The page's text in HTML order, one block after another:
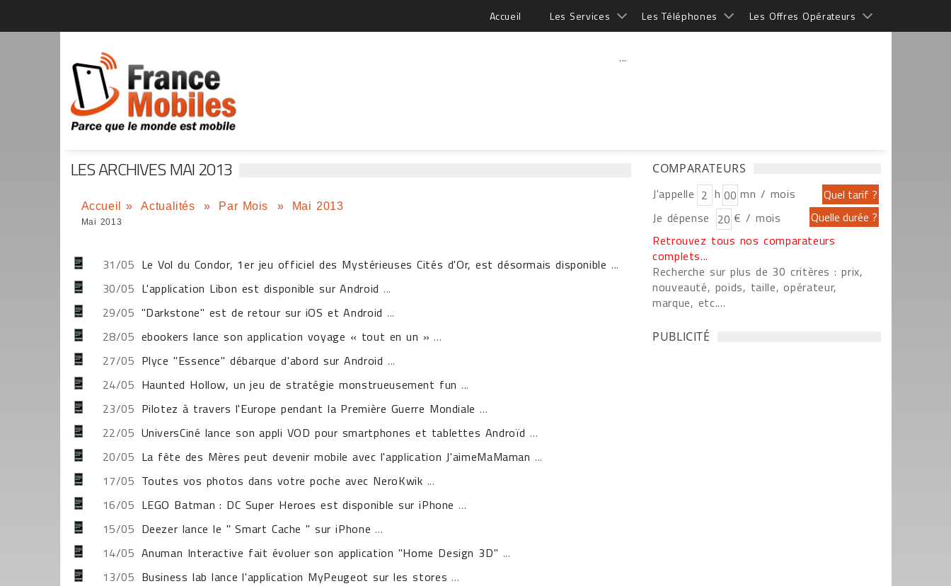
Accueil Les Services Les Téléphones Les Offres Opérateurs
...
LES ARCHIVES MAI 2013
Accueil » Actualités » Par Mois » Mai 2013
Mai 2013
31/05 Le Vol du Condor, 1er jeu officiel des Mystérieuses Cités d'Or, est désormais disponible ...
30/05 L'application Libon est disponible sur Android ...
29/05 "Darkstone" est de retour sur iOS et Android...
28/05 ebookers lance son application voyage « tout en un » ...
27/05 Plyce "Essence" débarque d'abord sur Android ...
24/05 Haunted Hollow, un jeu de stratégie monstrueusement fun ...
23/05 Pilotez à travers l'Europe pendant la Première Guerre Mondiale ...
22/05 UniversCiné lance son appli VOD pour smartphones et tablettes Androïd ...
20/05 La fête des Mères peut devenir mobile avec l'application J'aimeMaMaman ...
17/05 Toutes vos photos dans votre poche avec NeroKwik ...
16/05 LEGO Batman : DC Super Heroes est disponible sur iPhone ...
15/05 Deezer lance le " Smart Cache " sur iPhone ...
14/05 Anuman Interactive fait évoluer son application "Home Design 3D" ...
13/05 Business lab lance l'application MyPeugeot sur les stores ...
COMPARATEURS
J'appelle h
mn / mois
Je dépense
€ / mois
Retrouvez tous nos comparateurs
complets...
Recherche sur plus de 30 critères : prix,
nouveauté, poids, taille, opérateur,
marque, etc....
PUBLICITÉ